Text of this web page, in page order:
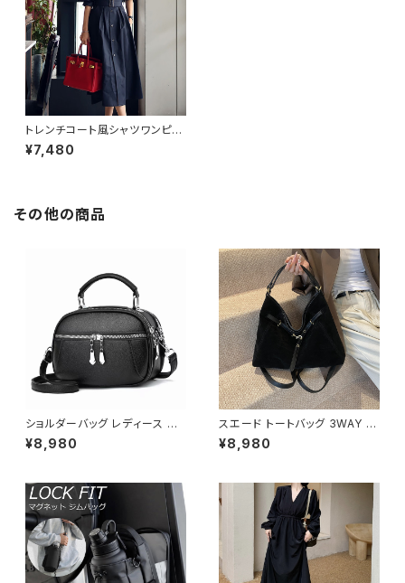
トレンチコート風シャツワンピー
ス C-JSS0001
¥7,480
その他の商品
ショルダーバッグ レディース 斜
めがけ 小さめ 2way バッグ 合
皮 軽量 ミニバッグ おしゃれ 可
¥8,980
スエード トートバッグ 3WAY シ
ョルダーバッグ レディース バッ
グ 斜めがけ 軽量 A4収納 大容
おしゃれ 通勤通学 黒 茶色 ダー
クブラウン K-B0204
¥8,980